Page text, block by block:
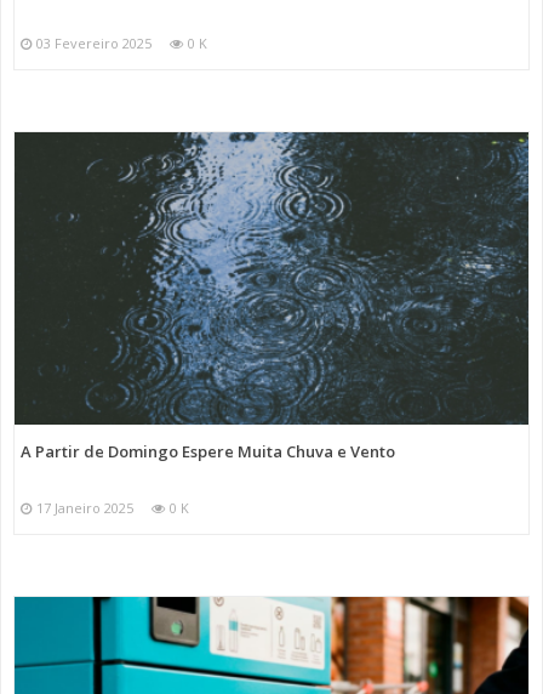
03 Fevereiro 2025 0 K
A Partir de Domingo Espere Muita Chuva e Vento
17 Janeiro 2025 0 K